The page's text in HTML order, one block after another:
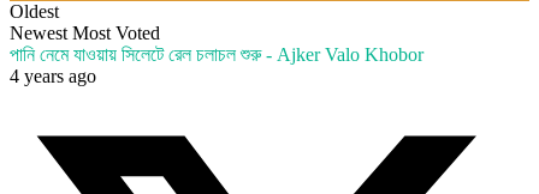
Oldest
Newest Most Voted
পানি নেমে যাওয়ায় সিলেটে রেল চলাচল শুরু - Ajker Valo Khobor
4 years ago